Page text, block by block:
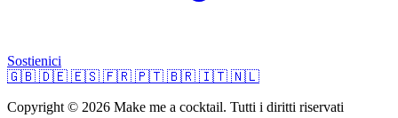
Sostienici
🇬🇧 🇩🇪 🇪🇸 🇫🇷 🇵🇹 🇧🇷 🇮🇹 🇳🇱
Copyright © 2026 Make me a cocktail. Tutti i diritti riservati